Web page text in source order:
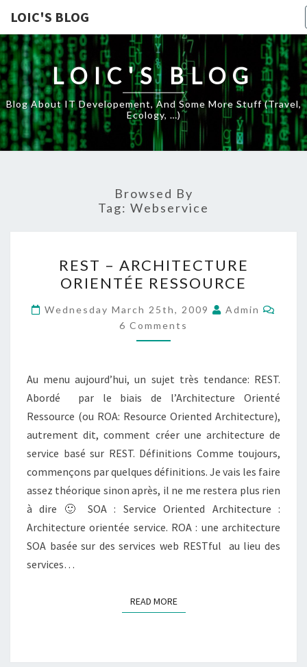
LOIC'S BLOG
LOIC'S BLOG
Blog About IT Developement, And Some More Stuff (travel,
Ecology, …)
Browsed By
Tag: Webservice
–
ARCHITECTURE
ORIENTÉE
RESSOURCE
REST – ARCHITECTURE
ORIENTÉE RESSOURCE
Wednesday March 25th, 2009 Admin
6 Comments
Au menu aujourd’hui, un sujet très tendance: REST.
Abordé par le biais de l’Architecture Orienté
Ressource (ou ROA: Resource Oriented Architecture),
autrement dit, comment créer une architecture de
service basé sur REST. Définitions Comme toujours,
commençons par quelques définitions. Je vais les faire
assez théorique sinon après, il ne me restera plus rien
à dire 🙂 SOA : Service Oriented Architecture :
Architecture orientée service. ROA : une architecture
SOA basée sur des services web RESTful au lieu des
services…
READ MOREREAD MORE